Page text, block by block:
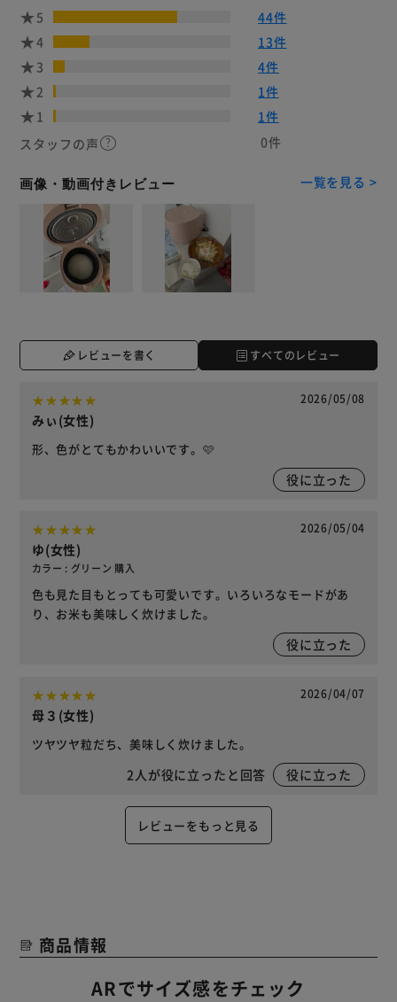
5
44件
4
13件
3
4件
2
1件
1
1件
スタッフの声
0件
画像・動画付きレビュー 一覧を見る >
レビューを書く すべてのレビュー
2026/05/08
みぃ(女性)
形、色がとてもかわいいです。🩷
役に立った
2026/05/04
ゆ(女性)
カラー : グリーン 購入
色も見た目もとっても可愛いです。いろいろなモードがあ
り、お米も美味しく炊けました。
役に立った
2026/04/07
母３(女性)
ツヤツヤ粒だち、美味しく炊けました。
2 人が役に立ったと回答 役に立った
レビューをもっと見る
商品情報
ARでサイズ感をチェック